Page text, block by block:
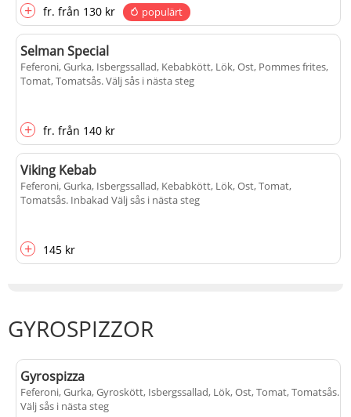
+ fr. från 130 kr populärt
Selman Special
Feferoni, Gurka, Isbergssallad, Kebabkött, Lök, Ost, Pommes frites,
Tomat, Tomatsås. Välj sås i nästa steg
+ fr. från 140 kr
Viking Kebab
Feferoni, Gurka, Isbergssallad, Kebabkött, Lök, Ost, Tomat,
Tomatsås. Inbakad Välj sås i nästa steg
+ 145 kr
GYROSPIZZOR
Gyrospizza
Feferoni, Gurka, Gyroskött, Isbergssallad, Lök, Ost, Tomat, Tomatsås.
Välj sås i nästa steg